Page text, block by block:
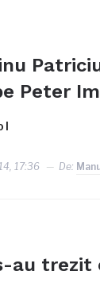
Peter
17:36 De:
au trezit